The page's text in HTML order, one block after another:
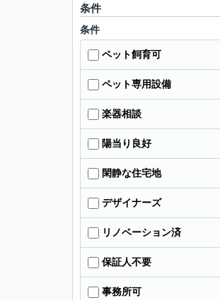
条件
条件
ペット飼育可
ペット専用設備
楽器相談
陽当り良好
閑静な住宅地
デザイナーズ
リノベーション済
保証人不要
事務所可